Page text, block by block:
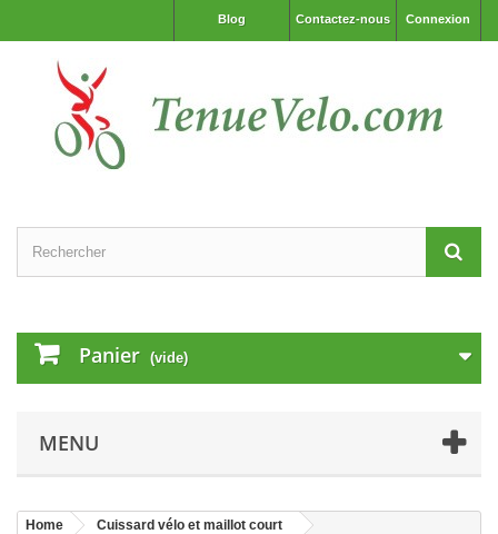
Connexion
Contactez-nous
Blog
Panier (vide)
MENU
Home
Cuissard vélo et maillot court